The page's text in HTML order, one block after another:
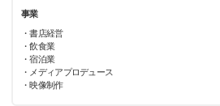
事業
・書店経営
・飲食業
・宿泊業
・メディアプロデュース
・映像制作